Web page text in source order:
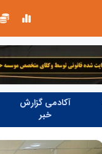
آکادمی گزارش
خبر